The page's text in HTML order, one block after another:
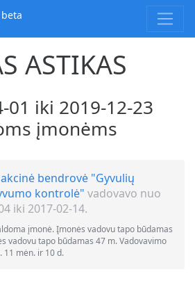
beta
ASTIKAS
01 iki 2019-12-23
įmonėms
bendrovė "Gyvulių
kontrolė" vadovavo nuo
iki 2017-02-14.
įmonė. Įmonės vadovu tapo būdamas
vadovu tapo būdamas 47 m. Vadovavimo
11 mėn. ir 10 d.